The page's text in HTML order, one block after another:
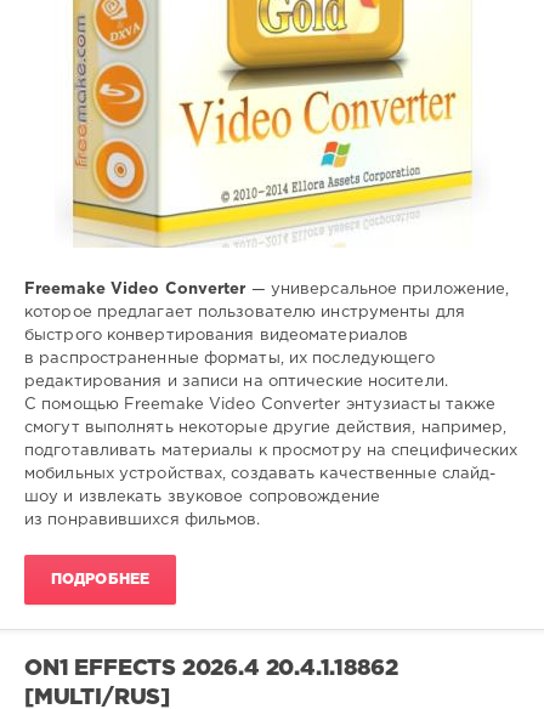
фото
Freemake Video Converter — универсальное приложение,
которое предлагает пользователю инструменты для
быстрого конвертирования видеоматериалов
в распространенные форматы, их последующего
редактирования и записи на оптические носители.
С помощью Freemake Video Converter энтузиасты также
смогут выполнять некоторые другие действия, например,
подготавливать материалы к просмотру на специфических
мобильных устройствах, создавать качественные слайд-
шоу и извлекать звуковое сопровождение
из понравившихся фильмов.
ПОДРОБНЕЕ
ON1 EFFECTS 2026.4 20.4.1.18862
[MULTI/RUS]